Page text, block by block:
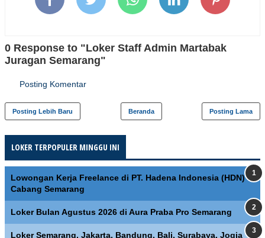
0 Response to "Loker Staff Admin Martabak
Juragan Semarang"
Posting Komentar
Posting Lebih Baru Posting Lama
Beranda
LOKER TERPOPULER MINGGU INI
Lowongan Kerja Freelance di PT. Hadena Indonesia (HDN)
Cabang Semarang
Loker Bulan Agustus 2026 di Aura Praba Pro Semarang
Loker Semarang, Jakarta, Bandung, Bali, Surabaya, Jogja